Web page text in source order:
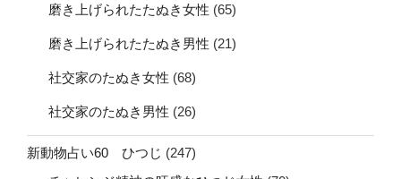
磨き上げられたたぬき女性 (65)
磨き上げられたたぬき男性 (21)
社交家のたぬき女性 (68)
社交家のたぬき男性 (26)
新動物占い60 ひつじ (247)